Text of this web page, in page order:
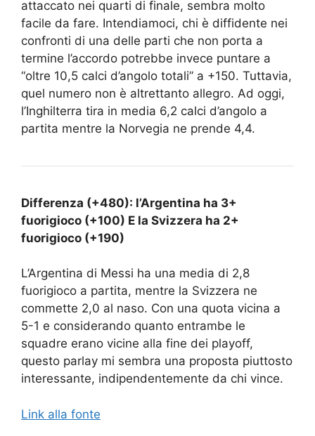
attaccato nei quarti di finale, sembra molto
facile da fare. Intendiamoci, chi è diffidente nei
confronti di una delle parti che non porta a
termine l’accordo potrebbe invece puntare a
“oltre 10,5 calci d’angolo totali” a +150. Tuttavia,
quel numero non è altrettanto allegro. Ad oggi,
l’Inghilterra tira in media 6,2 calci d’angolo a
partita mentre la Norvegia ne prende 4,4.
Differenza (+480): l’Argentina ha 3+
fuorigioco (+100) E la Svizzera ha 2+
fuorigioco (+190)
L’Argentina di Messi ha una media di 2,8
fuorigioco a partita, mentre la Svizzera ne
commette 2,0 al naso. Con una quota vicina a
5-1 e considerando quanto entrambe le
squadre erano vicine alla fine dei playoff,
questo parlay mi sembra una proposta piuttosto
interessante, indipendentemente da chi vince.
Link alla fonte